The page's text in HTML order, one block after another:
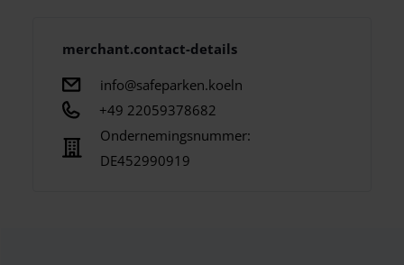
merchant.contact-details
info@safeparken.koeln
+49 22059378682
Ondernemingsnummer:
DE452990919